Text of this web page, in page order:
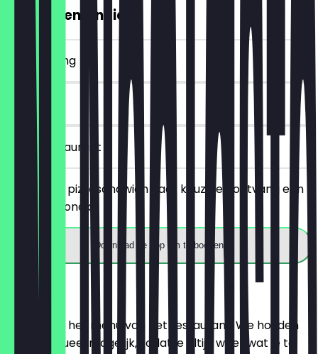
GRATIS Lemonaid
~€ 4 korting
30 dagen
in het restaurant
Bestel een pizzasandwich naar keuze en ontvang een
gratis Lemonaid.
Download de app om te boeken
Menu
Hier vind je het menu van het restaurant. We houden
het zo actueel mogelijk, zodat je altijd weet wat je te